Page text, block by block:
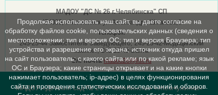
МАДОУ "ДС № 26 г.Челябинска" СП
454030, г.Челябинск ул.Александра Шмакова,6
Телефон
245-25-44 Заместитель Заведующего; 245-25-42-Медицинский
кабинет; 245-25-43-Вахта
Эл. почта madou26@list.ru
МАДОУ «Детский сад № 26 г. Челябинска» «Жемчужинка»
Продолжая использовать наш сайт, вы даете согласие на
обработку файлов cookie, пользовательских данных (сведения о
местоположении; тип и версия ОС; тип и версия Браузера; тип
устройства и разрешение его экрана; источник откуда пришел
на сайт пользователь; с какого сайта или по какой рекламе; язык
ОС и Браузера; какие страницы открывает и на какие кнопки
нажимает пользователь; ip-адрес) в целях функционирования
сайта и проведения статистических исследований и обзоров.